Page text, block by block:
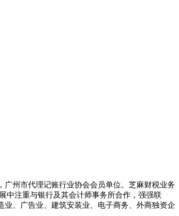
州市代理记账行业协会会员单位。芝麻财税业务
中注重与银行及其会计师事务所合作，强强联
、广告业、建筑安装业、电子商务、外商独资企